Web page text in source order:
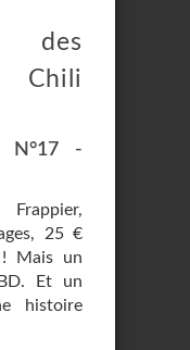
des
Chili
N°17 -
25 €
Mais un
Et un
histoire